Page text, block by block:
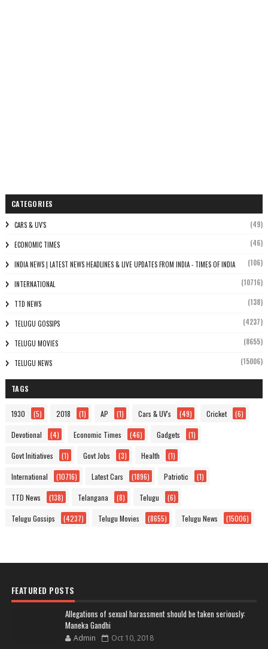
CATEGORIES
CARS & UV'S (49)
ECONOMIC TIMES (46)
INDIA NEWS | LATEST NEWS HEADLINES & LIVE UPDATES FROM INDIA - TIMES OF INDIA (106)
INTERNATIONAL (10716)
TTD NEWS (138)
TELUGU GOSSIPS (4237)
TELUGU MOVIES (8655)
TELUGU NEWS (15006)
TAGS
1930 (5) 2018 (1) AP (1) Cars & UV's (49) Cricket (6)
Devotional (4) Economic Times (46) Gadgets (1)
Govt Initiatives (1) Govt Jobs (3) Health (1)
International (10716) Latest Cars (1896) Patriotic (1)
TTD News (138) Telangana (8) Telugu (6)
Telugu Gossips (4237) Telugu Movies (8655) Telugu News (15006)
FEATURED POSTS
Allegations of sexual harassment should be taken seriously:
Maneka Gandhi
Admin Oct 10, 2018